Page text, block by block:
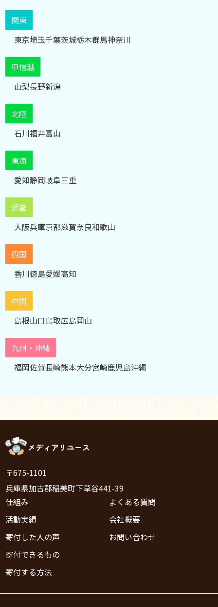
関東
東京埼玉千葉茨城栃木群馬神奈川
甲信越
山梨長野新潟
北陸
石川福井富山
東海
愛知静岡岐阜三重
近畿
大阪兵庫京都滋賀奈良和歌山
四国
香川徳島愛媛高知
中国
島根山口鳥取広島岡山
九州・沖縄
福岡佐賀長崎熊本大分宮崎鹿児島沖縄
メディアリユース
〒675-1101
兵庫県加古郡稲美町下草谷441-39
仕組み
活動実績
寄付した人の声
寄付できるもの
寄付する方法
よくある質問
会社概要
お問い合わせ